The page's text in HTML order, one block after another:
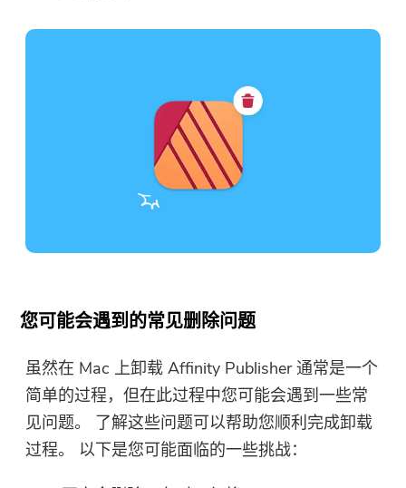
您可能会遇到的常见删除问题
虽然在 Mac 上卸载 Affinity Publisher 通常是一个
简单的过程，但在此过程中您可能会遇到一些常
见问题。 了解这些问题可以帮助您顺利完成卸载
过程。 以下是您可能面临的一些挑战：